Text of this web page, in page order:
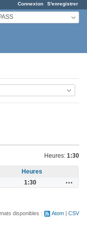
Connexion S'enregistrer
Heures: 1:30
Heures
1:30
disponibles : Atom CSV